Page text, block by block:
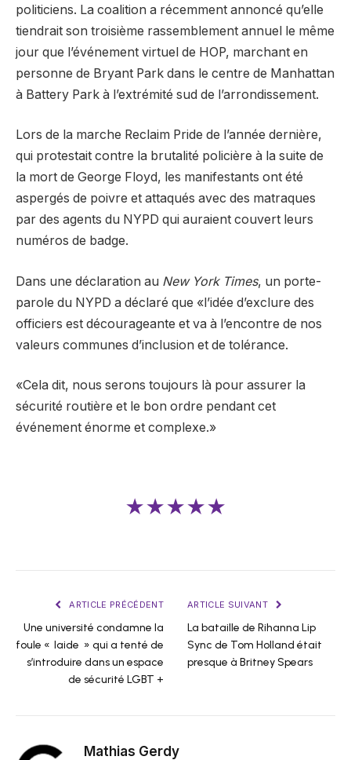
politiciens. La coalition a récemment annoncé qu’elle
tiendrait son troisième rassemblement annuel le même
jour que l’événement virtuel de HOP, marchant en
personne de Bryant Park dans le centre de Manhattan
à Battery Park à l’extrémité sud de l’arrondissement.
Lors de la marche Reclaim Pride de l’année dernière,
qui protestait contre la brutalité policière à la suite de
la mort de George Floyd, les manifestants ont été
aspergés de poivre et attaqués avec des matraques
par des agents du NYPD qui auraient couvert leurs
numéros de badge.
Dans une déclaration au New York Times, un porte-
parole du NYPD a déclaré que «l’idée d’exclure des
officiers est décourageante et va à l’encontre de nos
valeurs communes d’inclusion et de tolérance.
«Cela dit, nous serons toujours là pour assurer la
sécurité routière et le bon ordre pendant cet
événement énorme et complexe.»
★★★★★
ARTICLE PRÉCÉDENT
Une université condamne la
foule « laide » qui a tenté de
s’introduire dans un espace
de sécurité LGBT +
ARTICLE SUIVANT
La bataille de Rihanna Lip
Sync de Tom Holland était
presque à Britney Spears
Mathias Gerdy